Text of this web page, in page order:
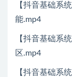
【抖音基础系
能.mp4
【抖音基础系
区.mp4
【抖音基础系